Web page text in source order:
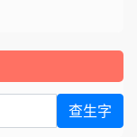
查生字